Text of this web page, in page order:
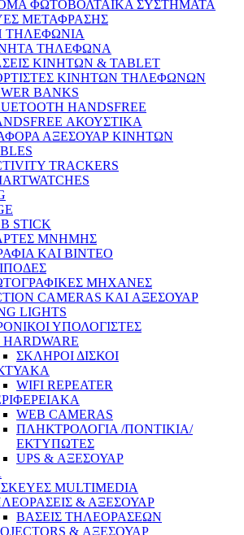
ΦΩΤΟΒΟΛΤΑΙΚΑ ΣΥΣΤΗΜΑΤΑ
ΜΕΤΑΦΡΑΣΗΣ
ΤΗΛΕΦΩΝΙΑ
ΤΗΛΕΦΩΝΑ
ΚΙΝΗΤΩΝ & TABLET
ΚΙΝΗΤΩΝ ΤΗΛΕΦΩΝΩΝ
BANKS
HANDSFREE
ΑΚΟΥΣΤΙΚΑ
ΑΞΕΣΟΥΑΡ ΚΙΝΗΤΩΝ
TRACKERS
STICK
ΜΝΗΜΗΣ
ΚΑΙ ΒΙΝΤΕΟ
ΜΗΧΑΝΕΣ
CAMERAS KAI ΑΞΕΣΟΥΑΡ
LIGHTS
ΥΠΟΛΟΓΙΣΤΕΣ
HARDWARE
ΣΚΛΗΡΟΙ ΔΙΣΚΟΙ
WIFI REPEATER
WEB CAMERAS
ΠΛΗΚΤΡΟΛΟΓΙΑ /ΠΟΝΤΙΚΙΑ/
ΕΚΤΥΠΩΤΕΣ
UPS & ΑΞΕΣΟΥΑΡ
MULTIMEDIA
& ΑΞΕΣΟΥΑΡ
ΒΑΣΕΙΣ ΤΗΛΕΟΡΑΣΕΩΝ
& ΑΞΕΣΟΥΑΡ